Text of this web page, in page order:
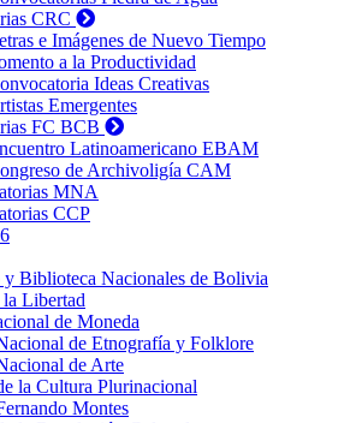
CRC
e Imágenes de Nuevo Tiempo
a la Productividad
Ideas Creativas
Emergentes
FC BCB
Latinoamericano EBAM
de Archivoligía CAM
MNA
CCP
Biblioteca Nacionales de Bolivia
la Libertad
de Moneda
de Etnografía y Folklore
de Arte
la Cultura Plurinacional
Montes